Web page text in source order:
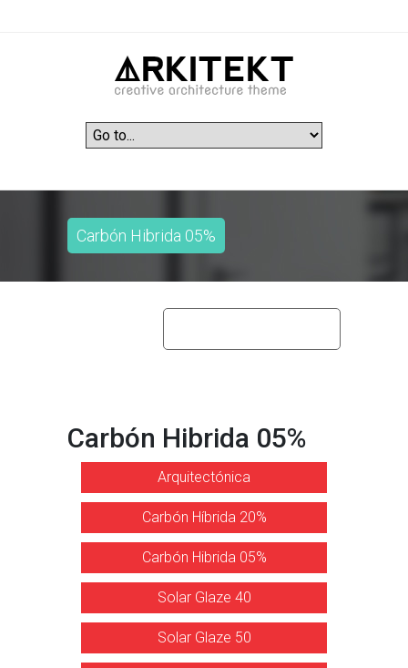
Carbón Hibrida 05%
Carbón Hibrida 05%
Arquitectónica
Carbón Híbrida 20%
Carbón Hibrida 05%
Solar Glaze 40
Solar Glaze 50